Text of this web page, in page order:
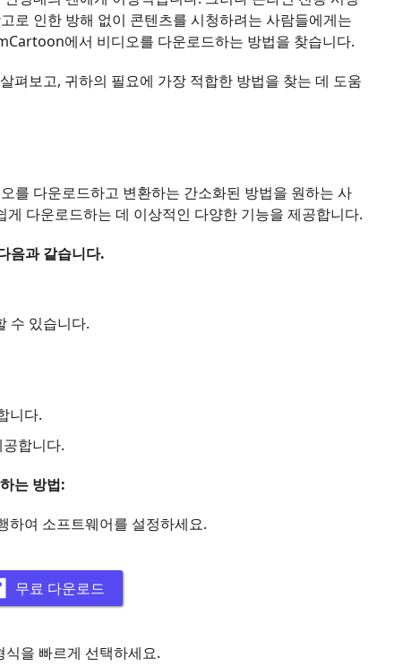
로 인한 방해 없이 콘텐츠를 시청하려는 사람들에게는
에서 비디오를 다운로드하는 방법을 찾습니다.
보고, 귀하의 필요에 가장 적합한 방법을 찾는 데 도움
를 다운로드하고 변환하는 간소화된 방법을 원하는 사
다운로드하는 데 이상적인 다양한 기능을 제공합니다.
음과 같습니다.
수 있습니다.
니다.
합니다.
는 방법:
하여 소프트웨어를 설정하세요.
무료 다운로드
을 빠르게 선택하세요.